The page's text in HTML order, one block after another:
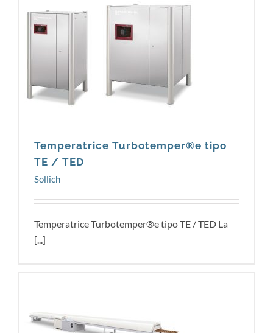
Temperatrice Turbotemper®e tipo
TE / TED
Sollich
Temperatrice Turbotemper®e tipo TE / TED La
[...]